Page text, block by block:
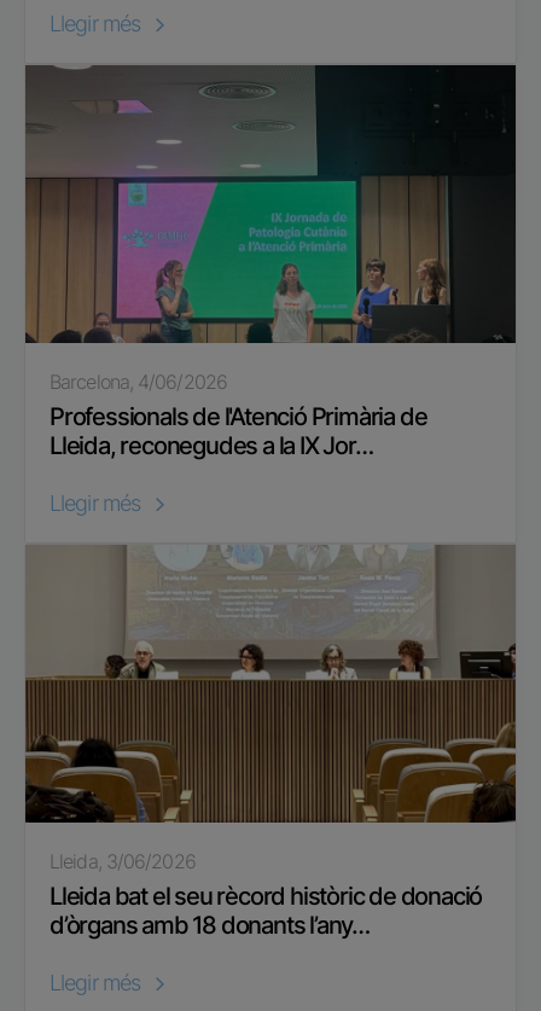
Llegir més
Barcelona, 4/06/2026
Professionals de l'Atenció Primària de
Lleida, reconegudes a la IX Jor…
Llegir més
Lleida, 3/06/2026
Lleida bat el seu rècord històric de donació
d’òrgans amb 18 donants l’any…
Llegir més